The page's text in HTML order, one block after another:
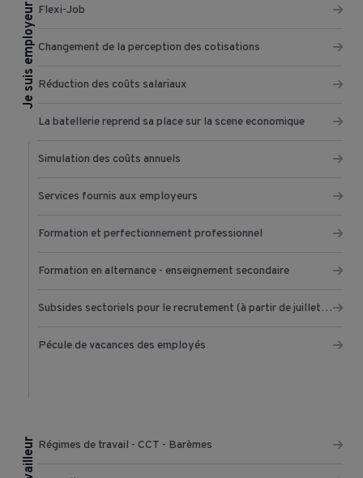
Je suis employeur Flexi-Job
Changement de la perception des cotisations
Réduction des coûts salariaux
La batellerie reprend sa place sur la scene economique
Simulation des coûts annuels
Services fournis aux employeurs
Formation et perfectionnement professionnel
Formation en alternance - enseignement secondaire
Subsides sectoriels pour le recrutement (à partir de juillet 2022)
Pécule de vacances des employés
Régimes de travail - CCT - Barèmes